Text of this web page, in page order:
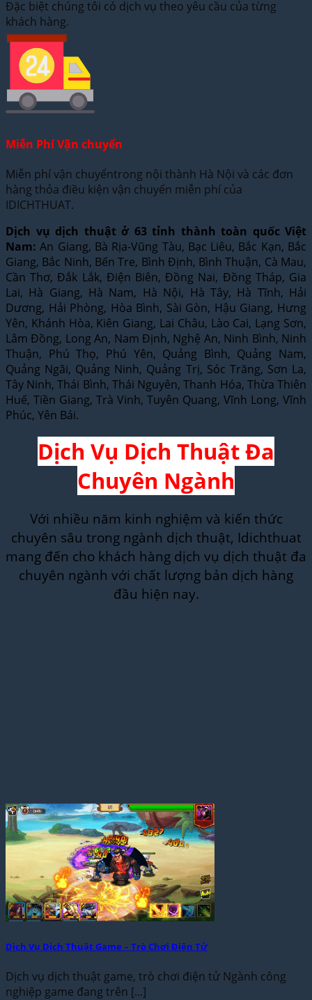
Đặc biệt chúng tôi có dịch vụ theo yêu cầu của từng
khách hàng.
Miễn Phí Vận chuyển
Miễn phí vận chuyểntrong nội thành Hà Nội và các đơn
hàng thỏa điều kiện vận chuyển miễn phí của
IDICHTHUAT.
Dịch vụ dịch thuật ở 63 tỉnh thành toàn quốc Việt
Nam: An Giang, Bà Rịa-Vũng Tàu, Bạc Liêu, Bắc Kạn, Bắc
Giang, Bắc Ninh, Bến Tre, Bình Định, Bình Thuận, Cà Mau,
Cần Thơ, Đắk Lắk, Điện Biên, Đồng Nai, Đồng Tháp, Gia
Lai, Hà Giang, Hà Nam, Hà Nội, Hà Tây, Hà Tĩnh, Hải
Dương, Hải Phòng, Hòa Bình, Sài Gòn, Hậu Giang, Hưng
Yên, Khánh Hòa, Kiên Giang, Lai Châu, Lào Cai, Lạng Sơn,
Lâm Đồng, Long An, Nam Định, Nghệ An, Ninh Bình, Ninh
Thuận, Phú Thọ, Phú Yên, Quảng Bình, Quảng Nam,
Quảng Ngãi, Quảng Ninh, Quảng Trị, Sóc Trăng, Sơn La,
Tây Ninh, Thái Bình, Thái Nguyên, Thanh Hóa, Thừa Thiên
Huế, Tiền Giang, Trà Vinh, Tuyên Quang, Vĩnh Long, Vĩnh
Phúc, Yên Bái.
Dịch Vụ Dịch Thuật Đa
Chuyên Ngành
Với nhiều năm kinh nghiệm và kiến thức
chuyên sâu trong ngành dịch thuật, Idichthuat
mang đến cho khách hàng dịch vụ dịch thuật đa
chuyên ngành với chất lượng bản dịch hàng
đầu hiện nay.
Dịch Vụ Dịch Thuật Game – Trò Chơi Điện Tử
Dịch vụ dịch thuật game, trò chơi điện tử Ngành công
nghiệp game đang trên [...]